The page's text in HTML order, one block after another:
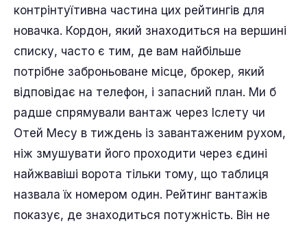
контрінтуїтивна частина цих рейтингів для
новачка. Кордон, який знаходиться на вершині
списку, часто є тим, де вам найбільше
потрібне заброньоване місце, брокер, який
відповідає на телефон, і запасний план. Ми б
радше спрямували вантаж через Іслету чи
Отей Месу в тиждень із завантаженим рухом,
ніж змушувати його проходити через єдині
найжвавіші ворота тільки тому, що таблиця
назвала їх номером один. Рейтинг вантажів
показує, де знаходиться потужність. Він не